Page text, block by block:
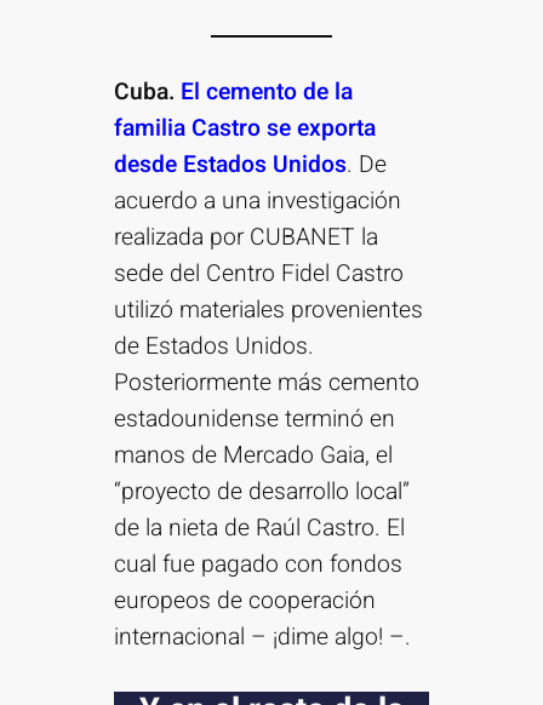
Cuba. El cemento de la
familia Castro se exporta
desde Estados Unidos. De
acuerdo a una investigación
realizada por CUBANET la
sede del Centro Fidel Castro
utilizó materiales provenientes
de Estados Unidos.
Posteriormente más cemento
estadounidense terminó en
manos de Mercado Gaia, el
“proyecto de desarrollo local”
de la nieta de Raúl Castro. El
cual fue pagado con fondos
europeos de cooperación
internacional – ¡dime algo! –.